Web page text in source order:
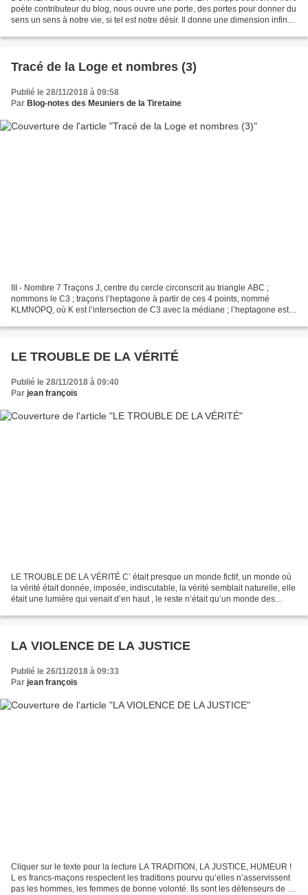
poète contributeur du blog, nous ouvre une porte, des portes pour donner du
sens un sens à notre vie, si tel est notre désir. Il donne une dimension infinie
Tracé de la Loge et nombres (3)
Publié le 28/11/2018 à 09:58
Par Blog-notes des Meuniers de la Tiretaine
III - Nombre 7 Traçons J, centre du cercle circonscrit au triangle ABC ;
nommons le C3 ; traçons l’heptagone à partir de ces 4 points, nommé
KLMNOPQ, où K est l’intersection de C3 avec la médiane ; l’heptagone est
LE TROUBLE DE LA VÉRITÉ
Publié le 28/11/2018 à 09:40
Par jean françois
LE TROUBLE DE LA VÉRITÉ C’ était presque un monde fictif, un monde où
la vérité était donnée, imposée, indiscutable, la vérité semblait naturelle, elle
était une lumière qui venait d’en haut , le reste n’était qu’un monde des
LA VIOLENCE DE LA JUSTICE
Publié le 26/11/2018 à 09:33
Par jean françois
Cliquer sur le texte pour la lecture LA TRADITION, LA JUSTICE, HUMEUR !
L es francs-maçons respectent les traditions pourvu qu’elles n’asservissent
pas les hommes, les femmes de bonne volonté. Ils sont les défenseurs de la